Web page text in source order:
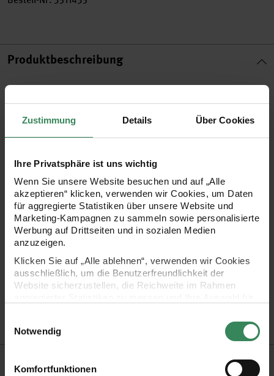
Zustimmung Details Über Cookies
Ihre Privatsphäre ist uns wichtig
Wenn Sie unsere Website besuchen und auf „Alle
akzeptieren“ klicken, verwenden wir Cookies, um Daten
für aggregierte Statistiken über unsere Website und
Marketing-Kampagnen zu sammeln sowie personalisierte
Werbung auf Drittseiten und in sozialen Medien
anzuzeigen.
Klicken Sie auf „Alle ablehnen“, verwenden wir Cookies
ausschließlich, um die Benutzerfreundlichkeit der
Website sicherzustellen, die Reichweite im Rahmen
Ihre Einwilligung ist freiwillig und kann jederzeit über den
Link „Cookie-Einstellungen“ im Fußbereich der Seite
verwendeten Technologien und den Empfängern der
Notwendig
Komfortfunktionen
Produktbeschreibung
Das Grauen erhält Einzug… Geben Sie Ihrer Halloween-Party
einen ganz besonderen Effekt mithilfe dieses schaurigen
Folienballons mit einem Skelettaufdruck. Er kann sowohl mit
werden. Der Folienballon hat unten Befestigungsösen,
sodass man ihn nach Belieben dekorieren kann.
schauriger Skelett-Folienballon
zum Aufblasen sollte eine Luftpumpe oder ein Strohhalm
Luftbefüllung ist mehrere Wochen haltbar
mehrfach verwendbar
Design: Happy Halloween